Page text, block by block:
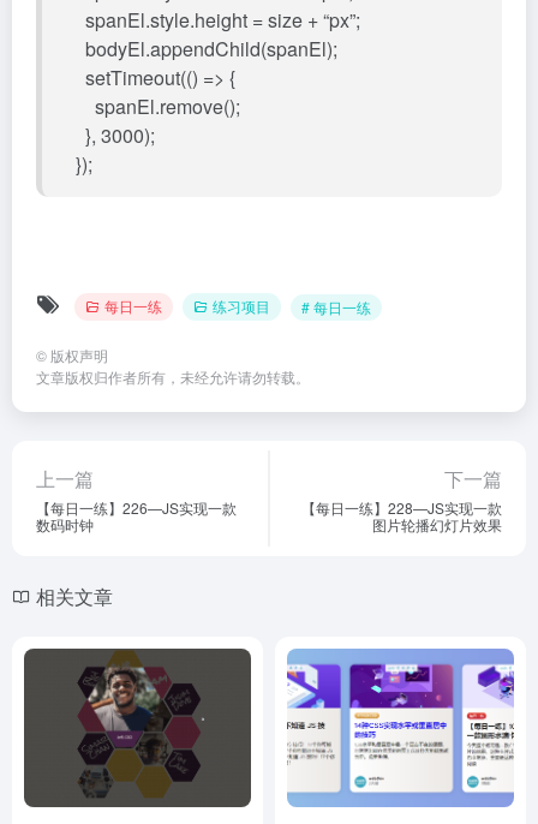
spanEl.style.height = size + “px”;
bodyEl.appendChild(spanEl);
setTimeout(() => {
spanEl.remove();
}, 3000);
});
每日一练 练习项目 # 每日一练
© 版权声明
文章版权归作者所有，未经允许请勿转载。
上一篇
【每日一练】226—JS实现一款
数码时钟
下一篇
【每日一练】228—JS实现一款
图片轮播幻灯片效果
相关文章